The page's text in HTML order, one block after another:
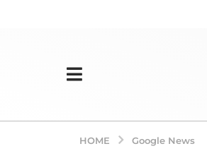
HOME Google News